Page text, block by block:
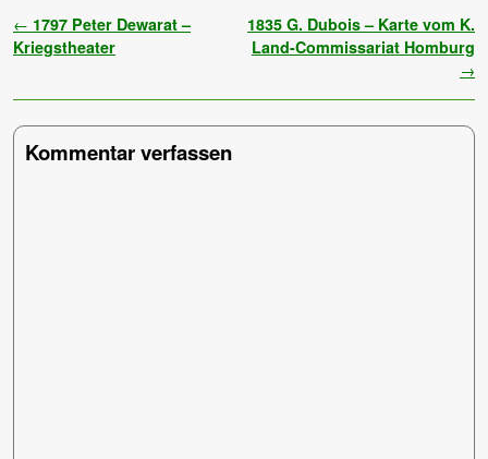
Artikelnavigation
← 1797 Peter Dewarat –
Kriegstheater
1835 G. Dubois – Karte vom K.
Land-Commissariat Homburg
→
Kommentar verfassen